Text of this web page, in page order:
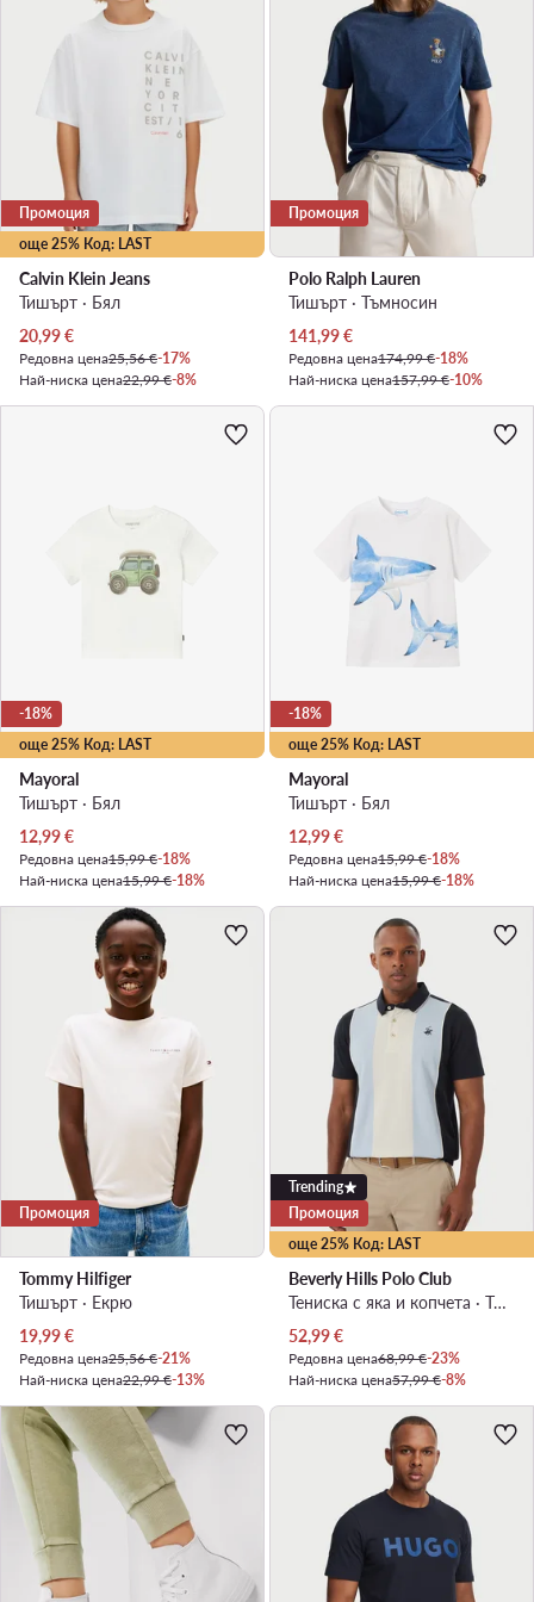
още 25% Код: LAST
Промоция
Calvin Klein Jeans
Тишърт · Бял
Актуална цена
20,99€
Редовна цена25,56 €-17%
Най-ниска цена22,99 €-8%
Промоция
Polo Ralph Lauren
Тишърт · Тъмносин
Актуална цена
141,99€
Редовна цена174,99 €-18%
Най-ниска цена157,99 €-10%
още 25% Код: LAST
-18%
Mayoral
Тишърт · Бял
Актуална цена
12,99€
Редовна цена15,99 €-18%
Най-ниска цена15,99 €-18%
още 25% Код: LAST
-18%
Mayoral
Тишърт · Бял
Актуална цена
12,99€
Редовна цена15,99 €-18%
Най-ниска цена15,99 €-18%
Промоция
Tommy Hilfiger
Тишърт · Екрю
Актуална цена
19,99€
Редовна цена25,56 €-21%
Най-ниска цена22,99 €-13%
още 25% Код: LAST
Trending
Промоция
Beverly Hills Polo Club
Тениска с яка и копчета · Тъмносин
Актуална цена
52,99€
Редовна цена68,99 €-23%
Най-ниска цена57,99 €-8%